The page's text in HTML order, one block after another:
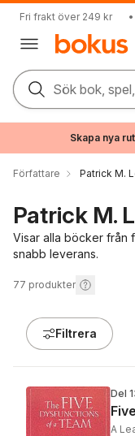
Fri frakt över 249 kr •
Sök bok,
Skapa nya
Författare Patrick M.
Patrick M.
Visar alla böcker från
snabb leverans.
77 produkter
Filtrera
Del
A